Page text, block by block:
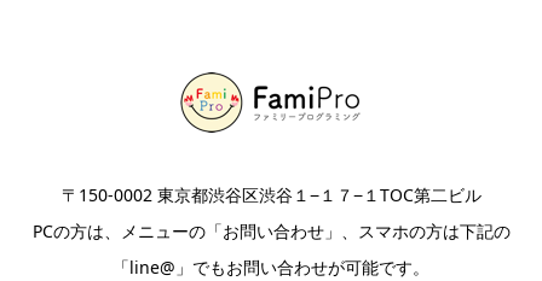
〒150-0002 東京都渋谷区渋谷１−１７−１TOC第二ビル
PCの方は、メニューの「お問い合わせ」、スマホの方は下記の
「line@」でもお問い合わせが可能です。